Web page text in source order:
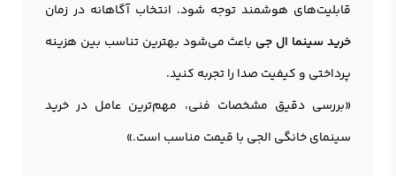
قابلیت‌های هوشمند توجه شود. انتخاب آگاهانه در زمان
خرید سینما ال جی باعث می‌شود بهترین تناسب بین هزینه
پرداختی و کیفیت صدا را تجربه کنید.
«بررسی دقیق مشخصات فنی، مهم‌ترین عامل در خرید
سینمای خانگی الجی با قیمت مناسب است.»